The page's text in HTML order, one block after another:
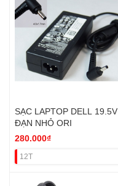
SẠC LAPTOP DELL 19.5V
ĐẠN NHỎ ORI
280.000₫
12T